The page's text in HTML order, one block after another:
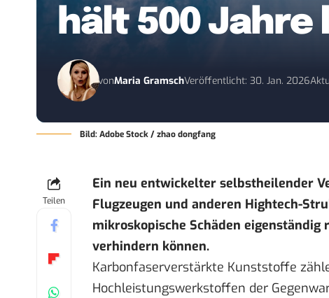
hält 500 Jahre
vonMaria GramschVeröffentlicht: 30. Jan. 2026
Bild: Adobe Stock / zhao dongfang
Teilen
Ein neu entwickelter selbstheilender
Flugzeugen und anderen Hightech-
mikroskopische Schäden
verhindern können.
Karbonfaserverstärkte Kunststoffe
Hochleistungswerkstoffen der